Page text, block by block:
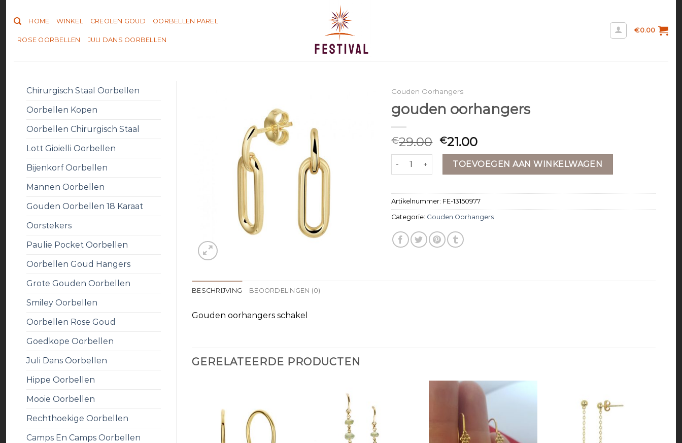
to
HOME WINKEL CREOLEN GOUD OORBELLEN PAREL
ROSE OORBELLEN JULI DANS OORBELLEN
€0.00
Chirurgisch Staal Oorbellen
Oorbellen Kopen
Oorbellen Chirurgisch Staal
Lott Gioielli Oorbellen
Bijenkorf Oorbellen
Mannen Oorbellen
Gouden Oorbellen 18 Karaat
Oorstekers
Paulie Pocket Oorbellen
Oorbellen Goud Hangers
Grote Gouden Oorbellen
Smiley Oorbellen
Oorbellen Rose Goud
Goedkope Oorbellen
Juli Dans Oorbellen
Hippe Oorbellen
Mooie Oorbellen
Rechthoekige Oorbellen
Camps En Camps Oorbellen
Gouden Oorhangers
gouden oorhangers
€29.00 €21.00
gouden oorhangers aantalTOEVOEGEN AAN WINKELWAGEN
Artikelnummer: FE-13150977
Categorie: Gouden Oorhangers
BESCHRIJVING BEOORDELINGEN (0)
Gouden oorhangers schakel
GERELATEERDE PRODUCTEN